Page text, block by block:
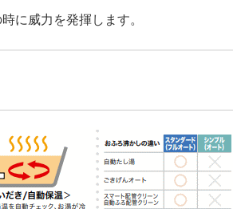
に威力を発揮します。